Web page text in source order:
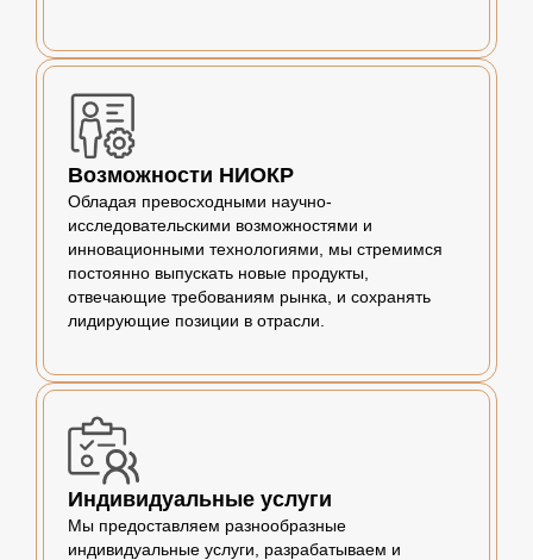
Возможности НИОКР
Обладая превосходными научно-
исследовательскими возможностями и
инновационными технологиями, мы стремимся
постоянно выпускать новые продукты,
отвечающие требованиям рынка, и сохранять
лидирующие позиции в отрасли.
Индивидуальные услуги
Мы предоставляем разнообразные
индивидуальные услуги, разрабатываем и